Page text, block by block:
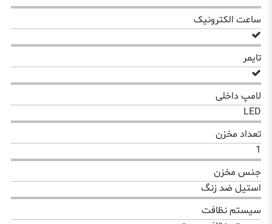
ساعت الکترونیک
تایمر
لامپ داخلی
LED
تعداد مخزن
1
جنس مخزن
استیل ضد زنگ
سیستم نظافت